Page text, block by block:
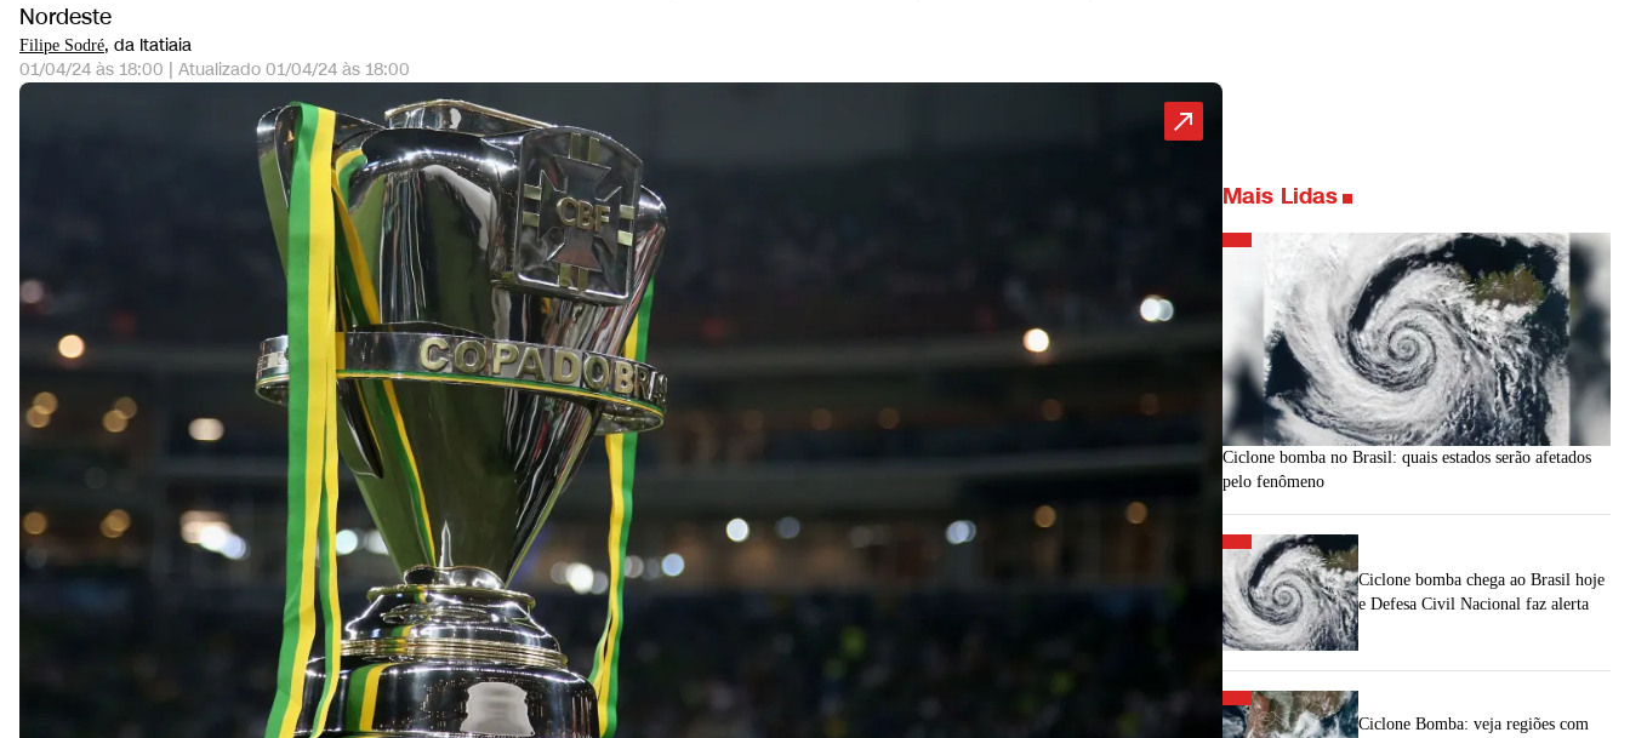
Nordeste
Filipe Sodré, da Itatiaia
01/04/24 às 18:00 | Atualizado 01/04/24 às 18:00
Mais Lidas
Ciclone bomba no Brasil: quais estados serão afetados
pelo fenômeno
Ciclone bomba chega ao Brasil hoje
e Defesa Civil Nacional faz alerta
Ciclone Bomba: veja regiões com